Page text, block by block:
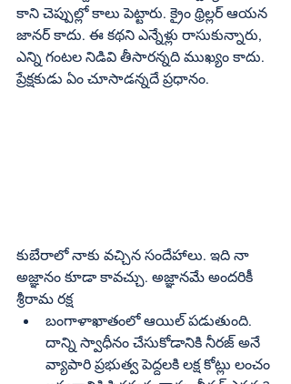
కాని చెప్పుల్లో కాలు పెట్టారు. క్రైం థ్రిల్లర్‌ ఆయన
జానర్‌ కాదు. ఈ కథని ఎన్నేళ్లు రాసుకున్నారు,
ఎన్ని గంటల నిడివి తీసారన్నది ముఖ్యం కాదు.
ప్రేక్షకుడు ఏం చూసాడన్నదే ప్రధానం.
కుబేరాలో నాకు వచ్చిన సందేహాలు. ఇది నా
అజ్ఞానం కూడా కావచ్చు. అజ్ఞానమే అందరికీ
శ్రీరామ రక్ష
బంగాళాఖాతంలో ఆయిల్‌ పడుతుంది.
దాన్ని స్వాధీనం చేసుకోడానికి నీరజ్‌ అనే
వ్యాపారి ప్రభుత్వ పెద్దలకి లక్ష కోట్లు లంచం